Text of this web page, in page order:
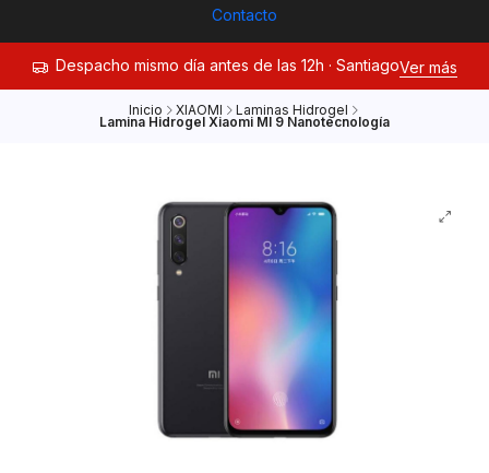
Contacto
Despacho mismo día antes de las 12h · SantiagoVer más
Inicio XIAOMI Laminas Hidrogel
Lamina Hidrogel Xiaomi MI 9 Nanotecnología